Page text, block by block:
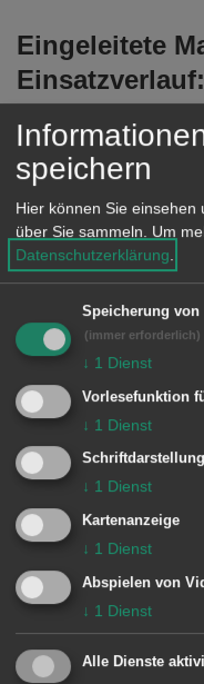
Eingeleitete
Einsatzverlauf:
Trupps nach
schließlich
gefunden und
Kleinlöschgerät
Besondere
Einheiten
Zugführer vom Dienst
5 Wasseralfingen /
speichern
Hier können Sie
über Sie sammeln.
Um
Datenschutzerklärung
Speicherung
(immer erforderlich)
↓ 1 Dienst
Vorlesefunktion
↓ 1 Dienst
Schriftdarstellung
↓ 1 Dienst
Kartenanzeige
↓ 1 Dienst
Abspielen von
↓ 1 Dienst
Alle Dienste